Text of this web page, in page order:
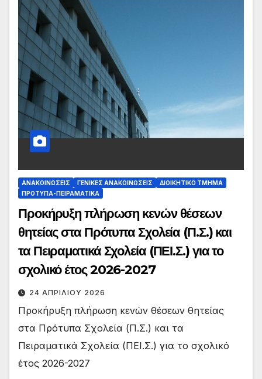
ΑΝΑΚΟΙΝΏΣΕΙΣ ΓΕΝΙΚΈΣ ΑΝΑΚΟΙΝΏΣΕΙΣ
ΔΙΟΙΚΗΤΙΚΌ ΤΜΉΜΑ
ΠΡΌΤΥΠΑ-ΠΕΙΡΑΜΑΤΙΚΆ
Προκήρυξη πλήρωση κενών θέσεων
θητείας στα Πρότυπα Σχολεία (Π.Σ.) και
τα Πειραματικά Σχολεία (ΠΕΙ.Σ.) για το
σχολικό έτος 2026-2027
24 ΑΠΡΙΛΊΟΥ 2026
Προκήρυξη πλήρωση κενών θέσεων θητείας
στα Πρότυπα Σχολεία (Π.Σ.) και τα
Πειραματικά Σχολεία (ΠΕΙ.Σ.) για το σχολικό
έτος 2026-2027